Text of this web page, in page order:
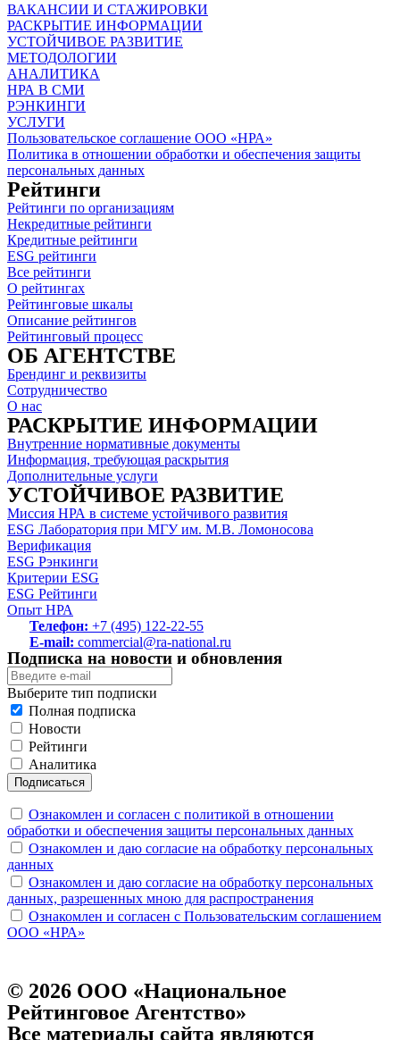
ВАКАНСИИ И СТАЖИРОВКИ
РАСКРЫТИЕ ИНФОРМАЦИИ
УСТОЙЧИВОЕ РАЗВИТИЕ
МЕТОДОЛОГИИ
АНАЛИТИКА
НРА В СМИ
РЭНКИНГИ
УСЛУГИ
Пользовательское соглашение ООО «НРА»
Политика в отношении обработки и обеспечения защиты
персональных данных
Рейтинги
Рейтинги по организациям
Некредитные рейтинги
Кредитные рейтинги
ESG рейтинги
Все рейтинги
О рейтингах
Рейтинговые шкалы
Описание рейтингов
Рейтинговый процесс
ОБ АГЕНТСТВЕ
Брендинг и реквизиты
Сотрудничество
О нас
РАСКРЫТИЕ ИНФОРМАЦИИ
Внутренние нормативные документы
Информация, требующая раскрытия
Дополнительные услуги
УСТОЙЧИВОЕ РАЗВИТИЕ
Миссия НРА в системе устойчивого развития
ESG Лаборатория при МГУ им. М.В. Ломоносова
Верификация
ESG Рэнкинги
Критерии ESG
ESG Рейтинги
Опыт НРА
Телефон: +7 (495) 122-22-55
E-mail: commercial@ra-national.ru
Подписка на новости и обновления
Выберите тип подписки
Полная подписка
Новости
Рейтинги
Аналитика
Подписаться
Ознакомлен и согласен с политикой в отношении
обработки и обеспечения защиты персональных данных
Ознакомлен и даю согласие на обработку персональных
данных
Ознакомлен и даю согласие на обработку персональных
данных, разрешенных мною для распространения
Ознакомлен и согласен с Пользовательским соглашением
ООО «НРА»
© 2026 ООО «Национальное
Рейтинговое Агентство»
Все материалы сайта являются